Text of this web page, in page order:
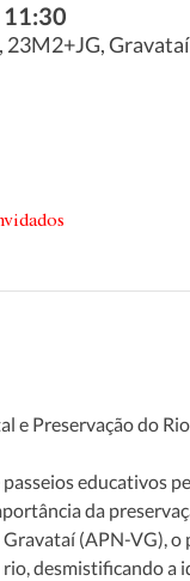
11:30
23M2+JG,
e Preservação do
educativos
da
(APN-VG),
desmistificando